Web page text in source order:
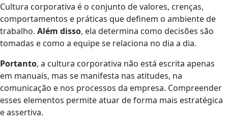
Cultura corporativa é o conjunto de valores, crenças,
comportamentos e práticas que definem o ambiente de
trabalho. Além disso, ela determina como decisões são
tomadas e como a equipe se relaciona no dia a dia.
Portanto, a cultura corporativa não está escrita apenas
em manuais, mas se manifesta nas atitudes, na
comunicação e nos processos da empresa. Compreender
esses elementos permite atuar de forma mais estratégica
e assertiva.